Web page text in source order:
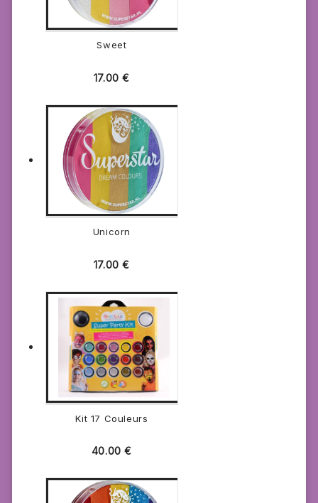
Sweet
17.00€
Unicorn
17.00€
Kit 17 Couleurs
40.00€